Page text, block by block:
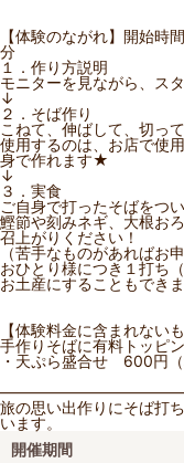
【体験のながれ】開始
分
１．作り方説明
モニターを見ながら、ス
↓
２．そば作り
こねて、伸ばして、切っ
使用するのは、お店で使
身で作れます★
↓
３．実食
ご自身で打ったそばをつ
鰹節や刻みネギ、大根お
召上がりください！
（苦手なものがあればお
おひとり様につき１打ち
お土産にすることもでき
【体験料金に含まれない
手作りそばに有料トッピ
・天ぷら盛合せ 600円（
旅の思い出作りにそば打
います。
開催期間